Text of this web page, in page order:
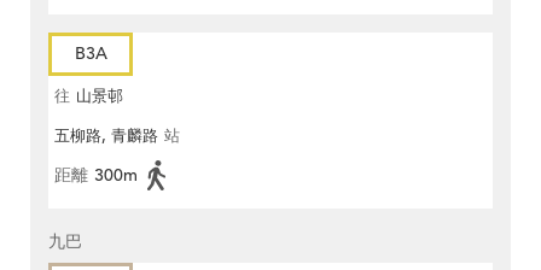
B3A
往 山景邨
五柳路, 青麟路 站
距離 300m
九巴